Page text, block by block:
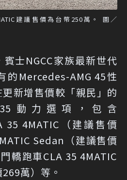
建議售價為台幣250萬。 圖／
士NGCC家族最新世代
的Mercedes-AMG 45性
新增售價較「親民」的
35動力選項，包含
35 4MATIC（建議售價
Sedan（建議售價
轎跑車CLA 35 4MATIC
萬）等。